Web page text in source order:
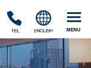
TEL ENGLISH